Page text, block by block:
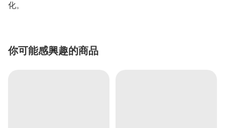
化。
你可能感興趣的商品